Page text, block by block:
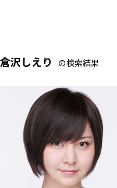
倉沢しえり の検索結果